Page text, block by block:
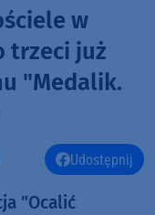
w
trzeci już
"Medalik.
Udostępnij
"Ocalić